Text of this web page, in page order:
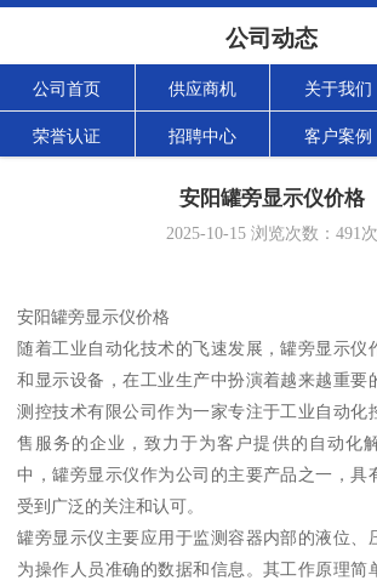
公司动态
公司首页 供应商机 关于我们
荣誉认证 招聘中心 客户案例
安阳罐旁显示仪价格
2025-10-15浏览次数： 491次
安阳罐旁显示仪价格
随着工业自动化技术的飞速发展，罐旁显示仪
和显示设备，在工业生产中扮演着越来越重要
测控技术有限公司作为一家专注于工业自动化
售服务的企业，致力于为客户提供的自动化
中，罐旁显示仪作为公司的主要产品之一，具
受到广泛的关注和认可。
罐旁显示仪主要应用于监测容器内部的液位、
为操作人员准确的数据和信息。其工作原理简